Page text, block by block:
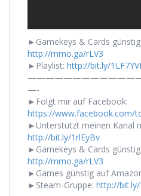
►Gamekeys & Cards
http://mmo.ga/rLV3
►Playlist: http://bit.ly/
—-
►Folgt mir auf Facebook:
https://www.facebook.com/
►Unterstützt meinen Kanal
http://bit.ly/1rlEyBv
►Gamekeys & Cards
http://mmo.ga/rLV3
►Games günstig auf
►Steam-Gruppe: http://